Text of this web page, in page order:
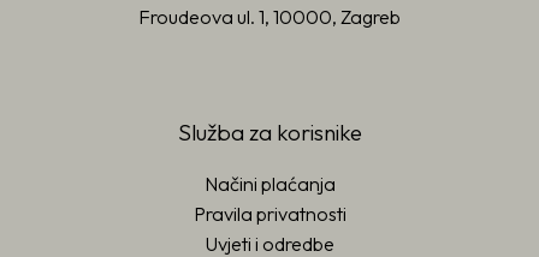
Froudeova ul. 1, 10000, Zagreb
Služba za korisnike
Načini plaćanja
Pravila privatnosti
Uvjeti i odredbe